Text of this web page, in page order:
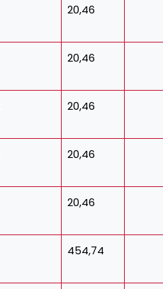
20,46
20,46
20,46
20,46
20,46
454,74